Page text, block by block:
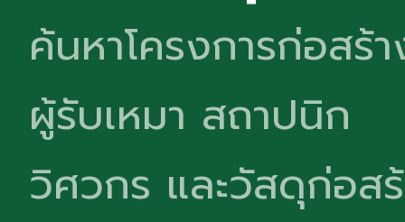
ค้นหาโครงการก่อสร้
ผู้รับเหมา สถาปนิก
วิศวกร และวัสดุก่อส